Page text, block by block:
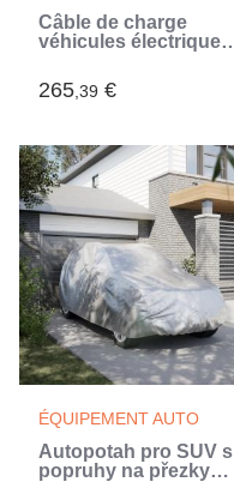
Câble de charge
véhicules électriques
Type 2 - Câble
triphasé 32A 480V AC
265,39 €
ÉQUIPEMENT AUTO
Autopotah pro SUV s
popruhy na přezky